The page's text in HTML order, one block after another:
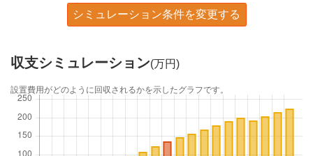
シミュレーション条件を変更する
収支シミュレーション(万円)
設置費用がどのように回収されるかを示したグラフです。